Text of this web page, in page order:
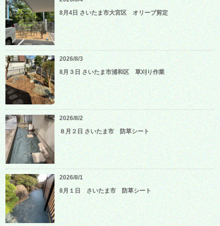
8月4日 さいたま市大宮区 オリーブ剪定
2026/8/3
8月３日 さいたま市浦和区 草刈り作業
2026/8/2
８月２日 さいたま市 防草シート
2026/8/1
8月１日 さいたま市 防草シート